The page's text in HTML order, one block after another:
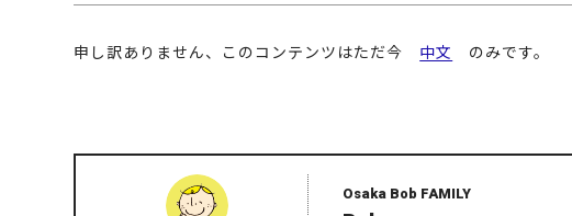
申し訳ありません、このコンテンツはただ今 中文 のみです。
Osaka Bob FAMILY